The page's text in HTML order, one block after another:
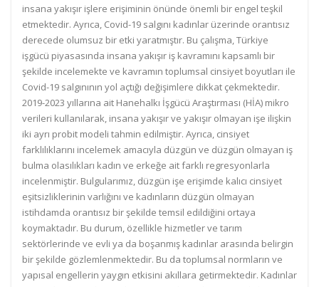
insana yakışır işlere erişiminin önünde önemli bir engel teşkil
etmektedir. Ayrıca, Covid-19 salgını kadınlar üzerinde orantısız
derecede olumsuz bir etki yaratmıştır. Bu çalışma, Türkiye
işgücü piyasasında insana yakışır iş kavramını kapsamlı bir
şekilde incelemekte ve kavramın toplumsal cinsiyet boyutları ile
Covid-19 salgınının yol açtığı değişimlere dikkat çekmektedir.
2019-2023 yıllarına ait Hanehalkı İşgücü Araştırması (HİA) mikro
verileri kullanılarak, insana yakışır ve yakışır olmayan işe ilişkin
iki ayrı probit modeli tahmin edilmiştir. Ayrıca, cinsiyet
farklılıklarını incelemek amacıyla düzgün ve düzgün olmayan iş
bulma olasılıkları kadın ve erkeğe ait farklı regresyonlarla
incelenmiştir. Bulgularımız, düzgün işe erişimde kalıcı cinsiyet
eşitsizliklerinin varlığını ve kadınların düzgün olmayan
istihdamda orantısız bir şekilde temsil edildiğini ortaya
koymaktadır. Bu durum, özellikle hizmetler ve tarım
sektörlerinde ve evli ya da boşanmış kadınlar arasında belirgin
bir şekilde gözlemlenmektedir. Bu da toplumsal normların ve
yapısal engellerin yaygın etkisini akıllara getirmektedir. Kadınlar